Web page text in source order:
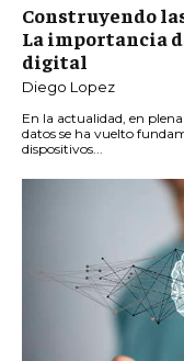
Construyendo
La importancia
digital
Diego Lopez
En la actualidad, en
datos se ha vuelto
dispositivos...